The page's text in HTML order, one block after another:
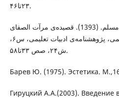
۲۳تا۴۶.
ﯾﻠﻤﻪ‌ﻫﺎ، احمدرضا و رﺟﺒﯽ، ﻣﺴﻠﻢ. (1393). ﻗﺼﯿﺪه‌ی ﻣﺮآت اﻟﺼﻔﺎی
ﺧﺎﻗﺎﻧﯽ از دﯾﺪﮔﺎه ادﺑﯿﺎت ﺗﻌﻠﯿﻤﯽ، ﭘﮋوﻫﺸﻨﺎﻣﻪ‌ی ادﺑﯿﺎت ﺗﻌﻠﯿﻤﯽ، س۶،
ش۲۴، صص ۳۳تا۵۸.
Барев Ю. (1975). Эстетика.
Гируцкий А.А.(2003). Введение